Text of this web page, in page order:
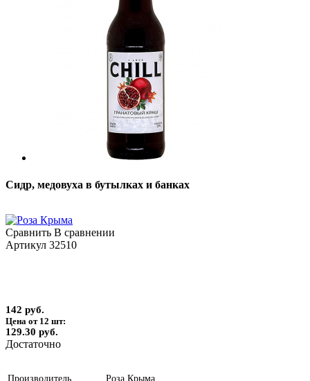
Сидр, медовуха в бутылках и банках
Сравнить В сравнении
Артикул 32510
142 руб.
Цена от 12 шт:
129.30 руб.
Достаточно
Производитель
Роза Крыма